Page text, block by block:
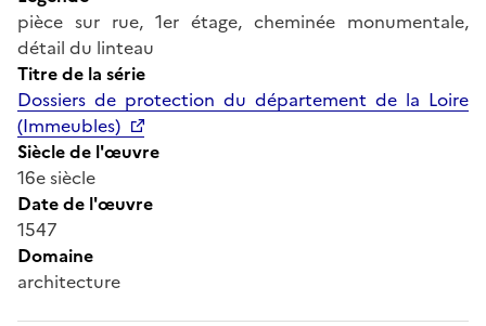
pièce sur rue, 1er étage, cheminée monumentale,
détail du linteau
Titre de la série
Dossiers de protection du département de la Loire
(Immeubles)
Siècle de l'œuvre
16e siècle
Date de l'œuvre
1547
Domaine
architecture